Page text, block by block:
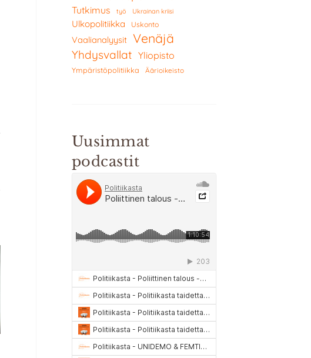
Tutkimus työ Ukrainan kriisi
Ulkopolitiikka Uskonto
Vaalianalyysit Venäjä
Yhdysvallat Yliopisto
Ympäristöpolitiikka Äärioikeisto
Uusimmat
podcastit